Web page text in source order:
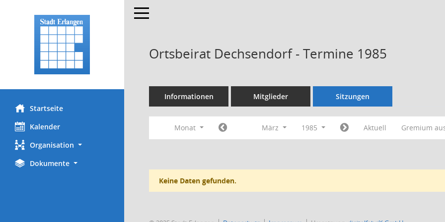
Startseite
Kalender
Organisation
Dokumente
Toggle navigation
Ortsbeirat Dechsendorf - Termine 1985
Informationen Mitglieder Sitzungen
Monat März 1985 Aktuell Gremium
Keine Daten gefunden.